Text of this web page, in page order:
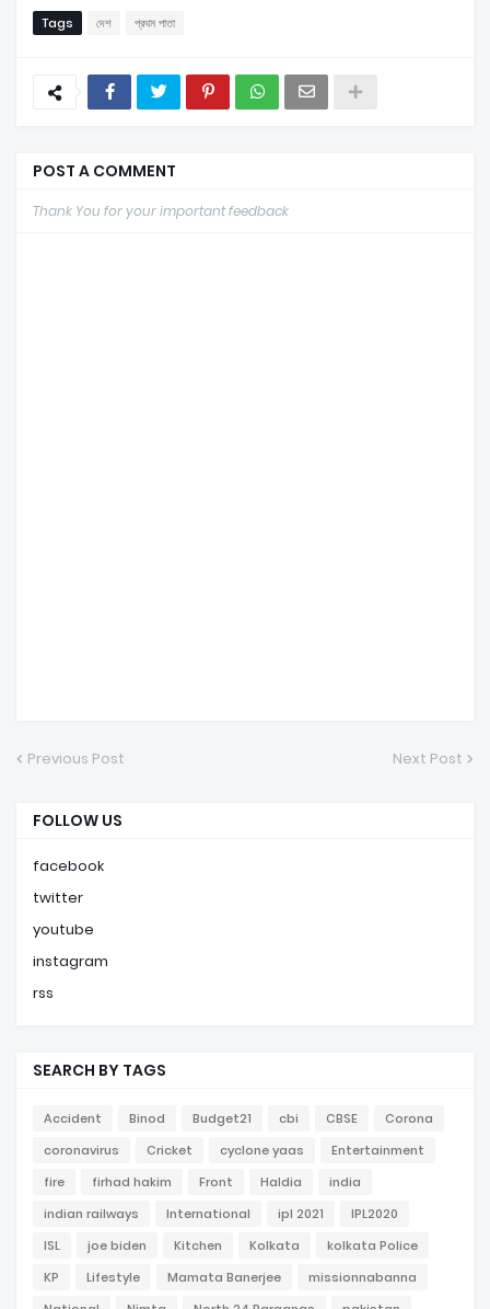
Tags দেশ প্রথম পাতা
POST A COMMENT
Thank You for your important feedback
Previous Post Next Post
FOLLOW US
facebook
twitter
youtube
instagram
rss
SEARCH BY TAGS
Accident Binod Budget21 cbi CBSE
Corona
coronavirus
Cricket cyclone yaas
Entertainment
fire
firhad hakim Front Haldia
india
indian railways
International ipl 2021
IPL2020
ISL
joe biden Kitchen Kolkata
kolkata Police
KP
Lifestyle Mamata Banerjee
missionnabanna